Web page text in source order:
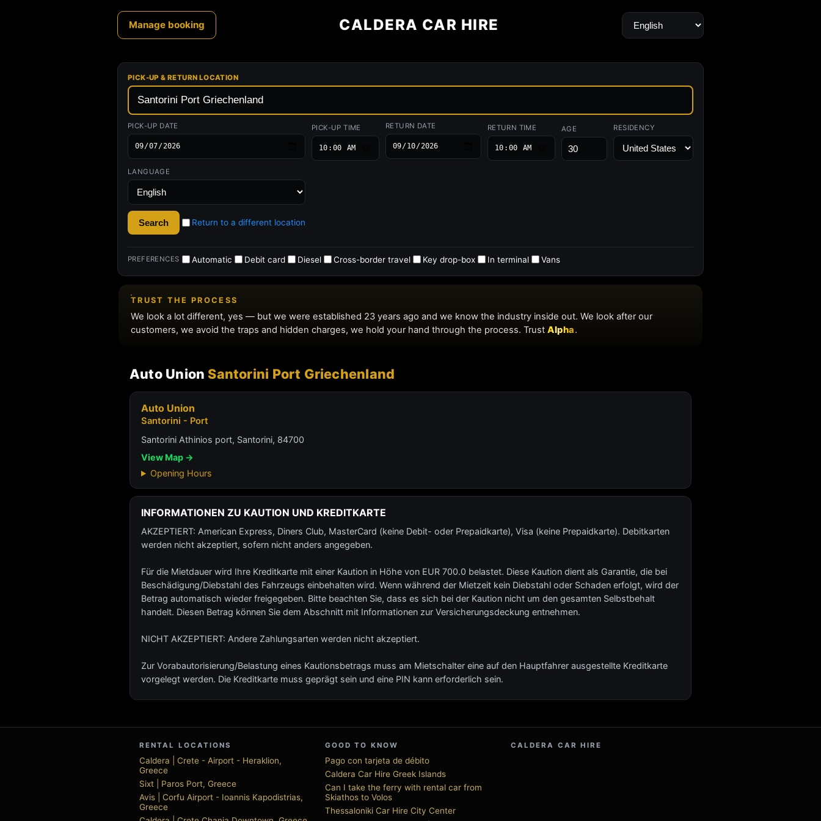
Auto UnionSantorini Port Griechenland
Auto Union
Santorini - Port
Santorini Athinios port, Santorini, 84700
View Map →
Opening Hours
INFORMATIONEN ZU KAUTION UND KREDITKARTE
AKZEPTIERT: American Express, Diners Club, MasterCard (keine Debit- oder Prepaidkarte), Visa (keine Prepaidkarte). Debitkarten
werden nicht akzeptiert, sofern nicht anders angegeben.
Für die Mietdauer wird Ihre Kreditkarte mit einer Kaution in Höhe von EUR 700.0 belastet. Diese Kaution dient als Garantie, die bei
Beschädigung/Diebstahl des Fahrzeugs einbehalten wird. Wenn während der Mietzeit kein Diebstahl oder Schaden erfolgt, wird der
Betrag automatisch wieder freigegeben. Bitte beachten Sie, dass es sich bei der Kaution nicht um den gesamten Selbstbehalt
handelt. Diesen Betrag können Sie dem Abschnitt mit Informationen zur Versicherungsdeckung entnehmen.
NICHT AKZEPTIERT: Andere Zahlungsarten werden nicht akzeptiert.
Zur Vorabautorisierung/Belastung eines Kautionsbetrags muss am Mietschalter eine auf den Hauptfahrer ausgestellte Kreditkarte
vorgelegt werden. Die Kreditkarte muss geprägt sein und eine PIN kann erforderlich sein.
RENTAL LOCATIONS
Caldera | Crete - Airport - Heraklion,
Greece
Sixt | Paros Port, Greece
Avis | Corfu Airport - Ioannis Kapodistrias,
Greece
GOOD TO KNOW
Pago con tarjeta de débito
Caldera Car Hire Greek Islands
Can I take the ferry with rental car from
Skiathos to Volos
Thessaloniki Car Hire City Center
CALDERA CAR HIRE